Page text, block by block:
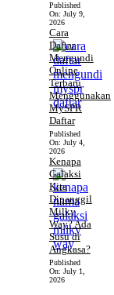
Published
On: July 9,
2026
Cara
Daftar
Mengundi
Online
Terbaru
Menggunakan
MySPR
Daftar
Published
On: July 4,
2026
Kenapa
Galaksi
Kita
Dipanggil
Milky
Way? Ada
Susu di
Angkasa?
Published
On: July 1,
2026